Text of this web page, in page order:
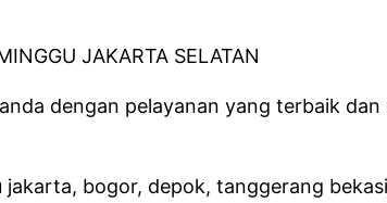
dengan pelayanan yang terbaik dan
bogor, depok, tanggerang